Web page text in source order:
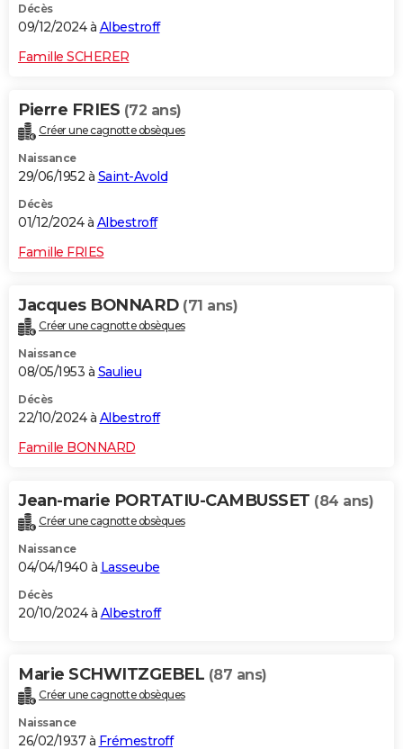
Décès
09/12/2024 à Albestroff
Famille SCHERER
Pierre FRIES (72 ans)
Créer une cagnotte obsèques
Naissance
29/06/1952 à Saint-Avold
Décès
01/12/2024 à Albestroff
Famille FRIES
Jacques BONNARD (71 ans)
Créer une cagnotte obsèques
Naissance
08/05/1953 à Saulieu
Décès
22/10/2024 à Albestroff
Famille BONNARD
Jean-marie PORTATIU-CAMBUSSET (84 ans)
Créer une cagnotte obsèques
Naissance
04/04/1940 à Lasseube
Décès
20/10/2024 à Albestroff
Marie SCHWITZGEBEL (87 ans)
Créer une cagnotte obsèques
Naissance
26/02/1937 à Frémestroff